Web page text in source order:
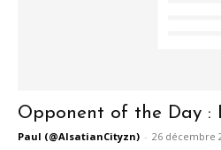
Opponent of the Day :
Paul (@AlsatianCityzn) - 26 décembre